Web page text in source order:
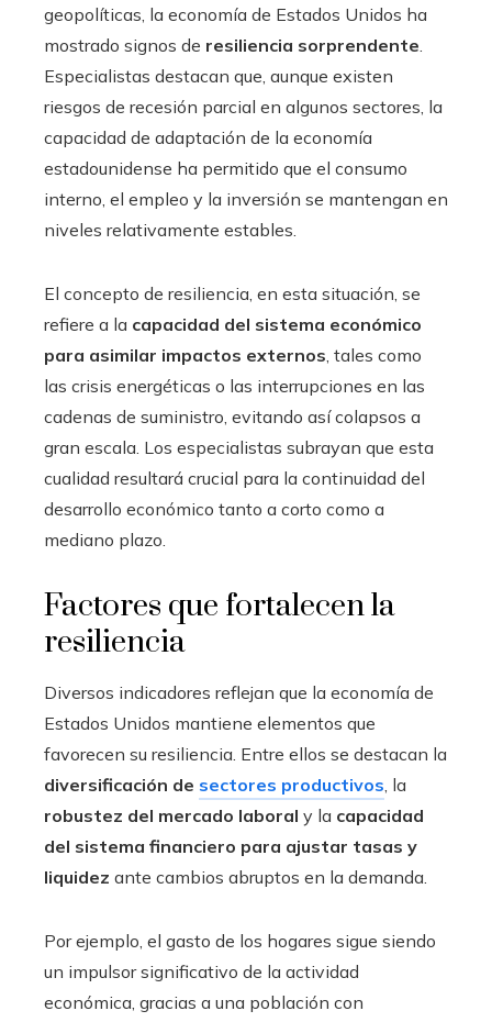
geopolíticas, la economía de Estados Unidos ha
mostrado signos de resiliencia sorprendente
Especialistas destacan que, aunque existen
riesgos de recesión parcial en algunos sectores, la
capacidad de adaptación de la economía
estadounidense ha permitido que el consumo
interno, el empleo y la inversión se mantengan en
niveles relativamente estables.
El concepto de resiliencia, en esta situación, se
refiere a la capacidad del sistema económico
para asimilar impactos externos , tales como
las crisis energéticas o las interrupciones en las
cadenas de suministro, evitando así colapsos a
gran escala. Los especialistas subrayan que esta
cualidad resultará crucial para la continuidad del
desarrollo económico tanto a corto como a
mediano plazo.
Factores que fortalecen la
resiliencia
Diversos indicadores reflejan que la economía de
Estados Unidos mantiene elementos que
favorecen su resiliencia. Entre ellos se destacan la
diversificación de sectores productivos , la
robustez del mercado laboral y la capacidad
del sistema financiero para ajustar tasas y
liquidez ante cambios abruptos en la demanda.
Por ejemplo, el gasto de los hogares sigue siendo
un impulsor significativo de la actividad
económica, gracias a una población con